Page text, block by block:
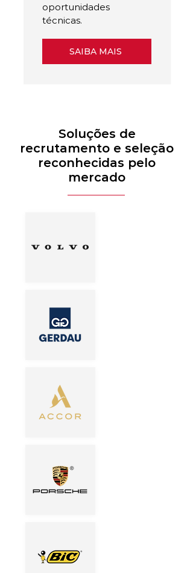
oportunidades
técnicas.
SAIBA MAIS
Soluções de
recrutamento e seleção
reconhecidas pelo
mercado